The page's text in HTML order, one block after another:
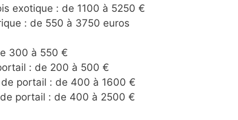
exotique : de 1100 à 5250 €
: de 550 à 3750 euros
300 à 550 €
: de 200 à 500 €
portail : de 400 à 1600 €
portail : de 400 à 2500 €